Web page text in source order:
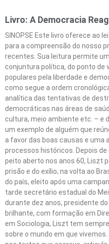
Livro: A Democracia
SINOPSE Este livro oferece ao
para a compreensão do nosso
recentes. Sua leitura permite
conjuntura política, do ponto de
populares pela liberdade e
como segue a ordem
analítica das tentativas de
democráticas nas áreas de
cultura, meio ambiente etc. – e
um exemplo de alguém que
a favor das boas causas e uma
processos históricos. Depois
peito aberto nos anos 60, Liszt
prisão e do exílio; na volta ao
do país, eleito após uma
tarde secretário estadual do
durante dez anos, presidente
brilhante, com formação em
em Sociologia, Liszt tem
sobre o mundo em que